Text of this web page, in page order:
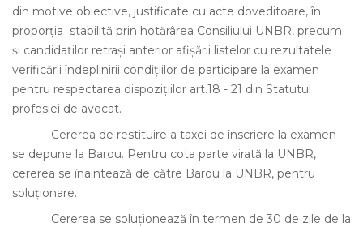
din motive obiective, justificate cu acte doveditoare, în
proporţia stabilită prin hotărârea Consiliului UNBR, precum
şi candidaţilor retraşi anterior afişării listelor cu rezultatele
verificării îndeplinirii condiţiilor de participare la examen
pentru respectarea dispoziţiilor art.18 - 21 din Statutul
profesiei de avocat.
Cererea de restituire a taxei de înscriere la examen
se depune la Barou. Pentru cota parte virată la UNBR,
cererea se înaintează de către Barou la UNBR, pentru
soluţionare.
Cererea se soluţionează în termen de 30 de zile de la